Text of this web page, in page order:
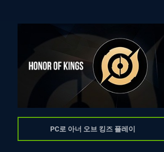
PC로 아너 오브 킹즈 플레이